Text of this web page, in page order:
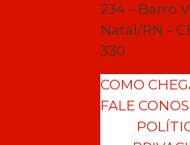
234 – Barro
Natal/RN –
330
COMO
FALE